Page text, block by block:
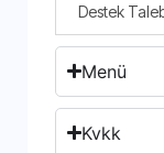
Destek
Menü
Kvkk